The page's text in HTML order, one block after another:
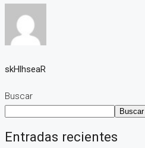
skHlhseaR
Buscar
Buscar
Entradas recientes